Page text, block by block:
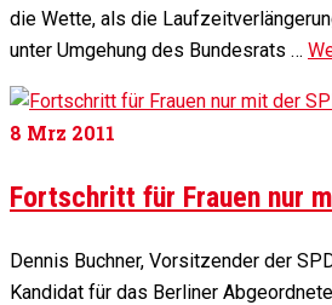
die Wette, als die
unter Umgehung des Bundesrats …
8 Mrz 2011
Fortschritt für Frauen nur
Dennis Buchner, Vorsitzender der
Kandidat für das Berliner